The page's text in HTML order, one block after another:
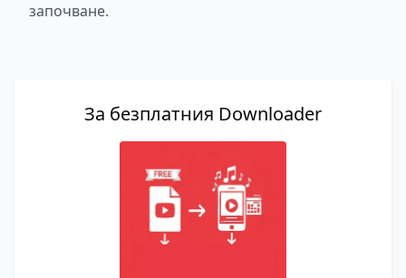
започване.
За безплатния Downloader